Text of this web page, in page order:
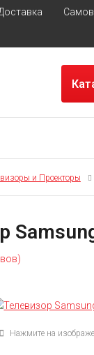
и Проекторы
Нажмите на